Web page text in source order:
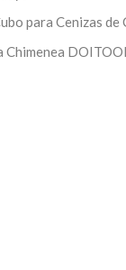
para Cenizas
Chimenea